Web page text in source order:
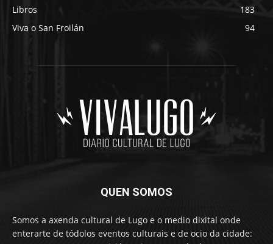
Libros
183
Viva o San Froilán
94
QUEN SOMOS
Somos a axenda cultural de Lugo e o medio dixital onde
enterarte de tódolos eventos culturais e de ocio da cidade: